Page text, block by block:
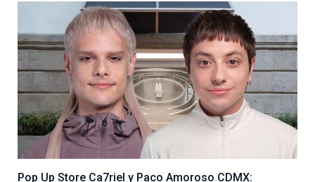
Pop Up Store Ca7riel y Paco Amoroso CDMX: